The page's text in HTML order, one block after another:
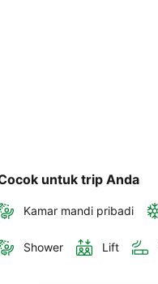
untuk trip Anda
Kamar mandi pribadi
Shower Lift